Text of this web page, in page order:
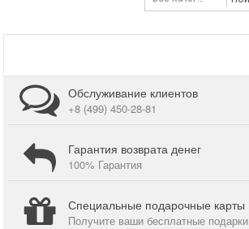
Обслуживание клиентов
+8 (499) 450-28-81
Гарантия возврата денег
100% Гарантия
Специальные подарочные карты
Получите ваши бесплатные подарки